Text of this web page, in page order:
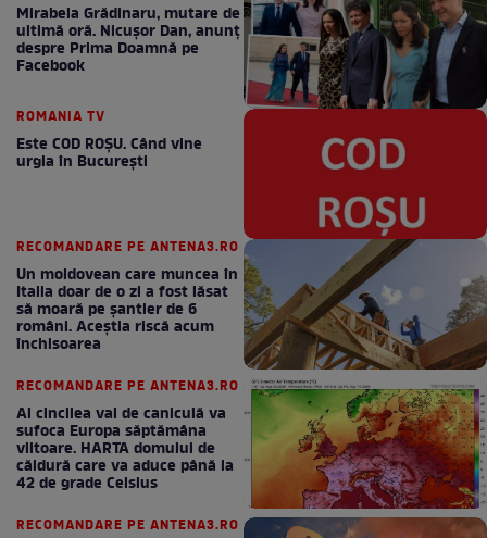
Mirabela Grădinaru, mutare de
ultimă oră. Nicuşor Dan, anunţ
despre Prima Doamnă pe
Facebook
ROMANIA TV
Este COD ROŞU. Când vine
urgia în Bucureşti
RECOMANDARE PE ANTENA3.RO
Un moldovean care muncea în
Italia doar de o zi a fost lăsat
să moară pe şantier de 6
români. Aceștia riscă acum
închisoarea
RECOMANDARE PE ANTENA3.RO
Al cincilea val de caniculă va
sufoca Europa săptămâna
viitoare. HARTA domului de
căldură care va aduce până la
42 de grade Celsius
RECOMANDARE PE ANTENA3.RO